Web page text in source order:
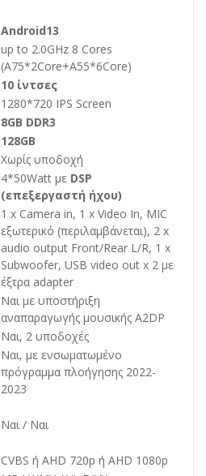
Android13
up to 2.0GHz 8 Cores
(A75*2Core+A55*6Core)
10 ίντσες
1280*720 IPS Screen
8GB DDR3
128GB
Χωρίς υποδοχή
4*50Watt με DSP
(επεξεργαστή ήχου)
1 x Camera in, 1 x Video In, MIC
εξωτερικό (περιλαμβάνεται), 2 x
audio output Front/Rear L/R, 1 x
Subwoofer, USB video out x 2 με
έξτρα adapter
Ναι με υποστήριξη
αναπαραγωγής μουσικής A2DP
Ναι, 2 υποδοχές
Ναι, με ενσωματωμένο
πρόγραμμα πλοήγησης 2022-
2023
Ναι / Ναι
CVBS ή AHD 720p ή AHD 1080p